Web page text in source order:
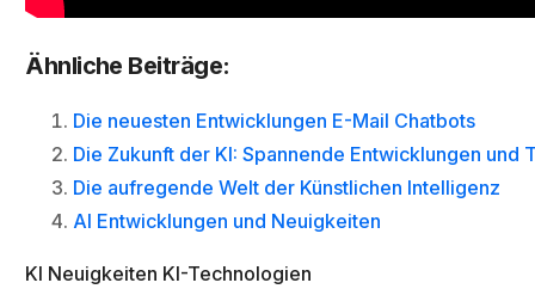
Ähnliche Beiträge:
Die neuesten Entwicklungen E-Mail Chatbots
Die Zukunft der KI: Spannende Entwicklungen und
Die aufregende Welt der Künstlichen Intelligenz
AI Entwicklungen und Neuigkeiten
KI Neuigkeiten KI-Technologien